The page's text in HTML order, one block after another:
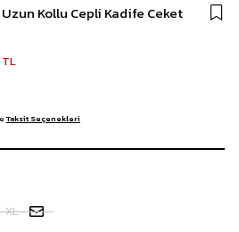
Uzun Kollu Cepli Kadife Ceket
Taksit Seçenekleri
XL